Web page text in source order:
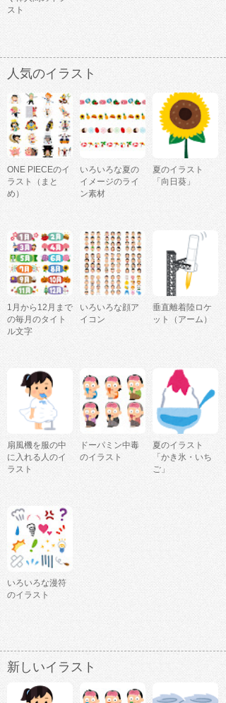
スト
人気のイラスト
ONE PIECEのイ
ラスト（まと
め）
いろいろな夏の
イメージのライ
ン素材
夏のイラスト
「向日葵」
1月から12月まで
の毎月のタイト
ル文字
いろいろな顔ア
イコン
垂直離着陸ロケ
ット（アーム）
扇風機を服の中
に入れる人のイ
ラスト
ドーパミン中毒
のイラスト
夏のイラスト
「かき氷・いち
ご」
いろいろな漫符
のイラスト
新しいイラスト